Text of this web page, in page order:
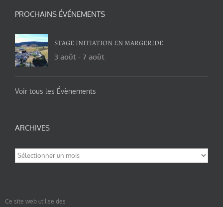
PROCHAINS ÉVÉNEMENTS
STAGE INITIATION EN MARGERIDE
3 août - 7 août
Voir tous les Évènements
ARCHIVES
Archives
Ce site web utilise des